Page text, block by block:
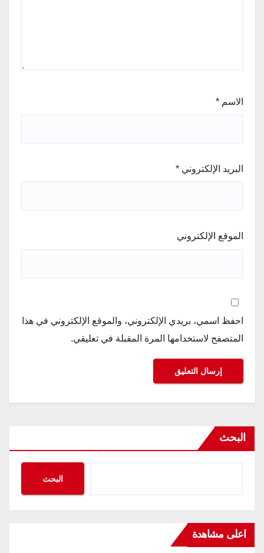
الاسم *
البريد الإلكتروني *
الموقع الإلكتروني
احفظ اسمي، بريدي الإلكتروني، والموقع الإلكتروني في هذا
المتصفح لاستخدامها المرة المقبلة في تعليقي.
البحث
البحث
اعلى مشاهدة